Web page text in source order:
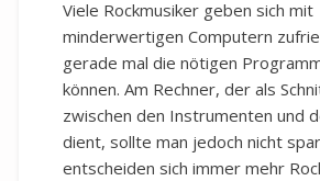
Viele Rockmusiker geben sich mit
minderwertigen Computern
gerade mal die nötigen
können. Am Rechner, der als
zwischen den Instrumenten und
dient, sollte man jedoch nicht
entscheiden sich immer mehr